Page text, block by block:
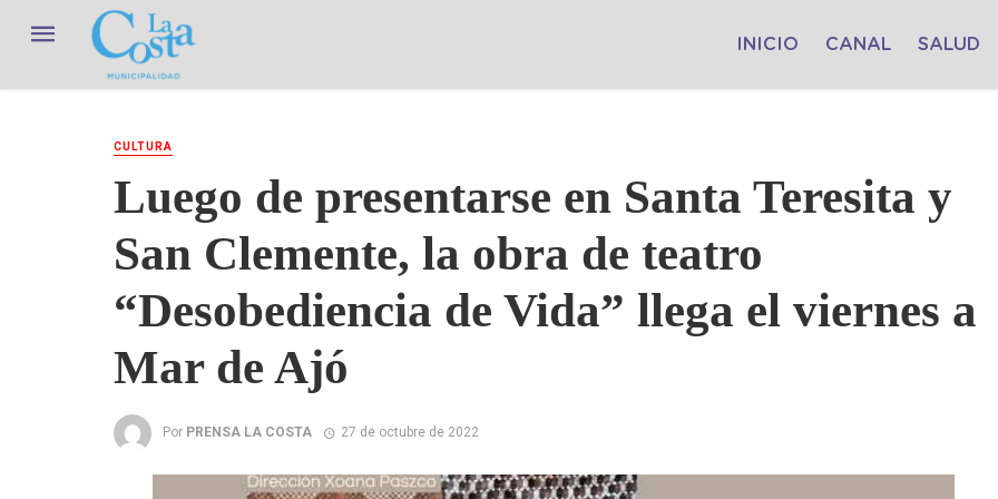
INICIO CANAL SALUD
CULTURA
Luego de presentarse en Santa Teresita y
San Clemente, la obra de teatro
“Desobediencia de Vida” llega el viernes a
Mar de Ajó
Por PRENSA LA COSTA 27 de octubre de 2022